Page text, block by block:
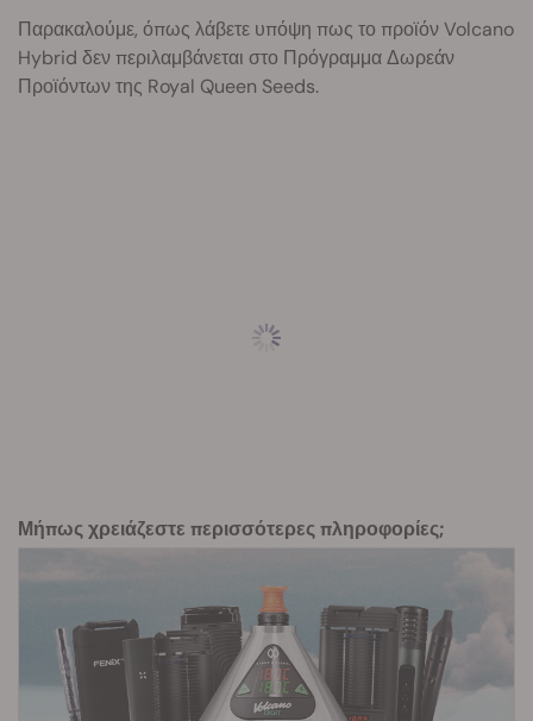
Παρακαλούμε, όπως λάβετε υπόψη πως το προϊόν Volcano
Hybrid δεν περιλαμβάνεται στο Πρόγραμμα Δωρεάν
Προϊόντων της Royal Queen Seeds.
Μήπως χρειάζεστε περισσότερες πληροφορίες;